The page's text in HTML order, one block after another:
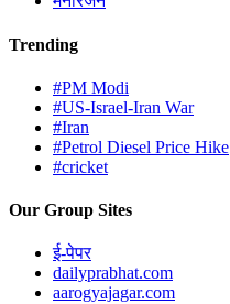
Trending
#PM Modi
#US-Israel-Iran War
#Iran
#Petrol Diesel Price Hike
#cricket
Our Group Sites
ई-पेपर
dailyprabhat.com
aarogyajagar.com